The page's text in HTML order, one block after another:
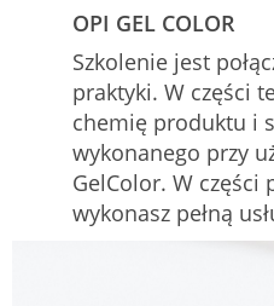
OPI GEL COLOR
Szkolenie jest
praktyki. W części
chemię produktu i
wykonanego przy
GelColor. W części
wykonasz pełną